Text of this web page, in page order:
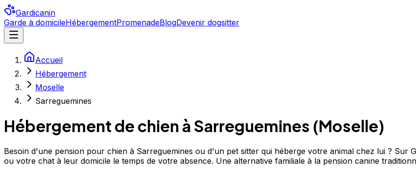
Gardicanin
Garde à domicileHébergementPromenadeBlogDevenir dogsitter
Accueil
Hébergement
Moselle
Sarreguemines
Hébergement de chien à Sarreguemines (Moselle)
Besoin d'une pension pour chien à Sarreguemines ou d'un pet sitter qui héberge votre animal chez lui ? Sur
ou votre chat à leur domicile le temps de votre absence. Une alternative familiale à la pension canine